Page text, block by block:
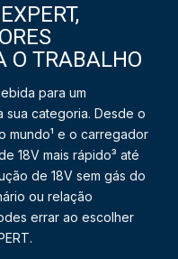
O TRABALHO
para um
sua categoria. Desde o
mundo¹ e o carregador
18V mais rápido³ até
de 18V sem gás do
ou relação
errar ao escolher